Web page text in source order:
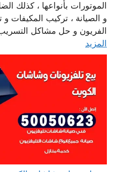
الموتورات بأنواعها ، كذلك
و الصيانة ، تركيب المكيفات و
الفريون و حل مشاكل التسريب
المزيد